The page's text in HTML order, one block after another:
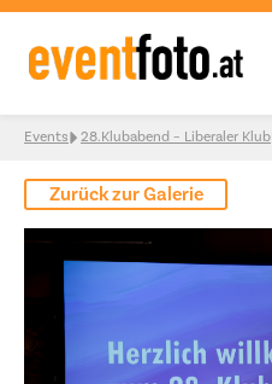
Skip to content
Events 28.Klubabend – Liberaler Klub
Zurück zur Galerie